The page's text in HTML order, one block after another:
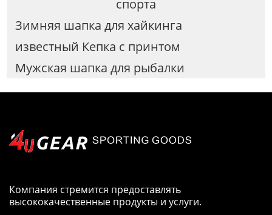
спорта
Зимняя шапка для хайкинга
известный Кепка с принтом
Мужская шапка для рыбалки
Компания стремится предоставлять
высококачественные продукты и услуги.